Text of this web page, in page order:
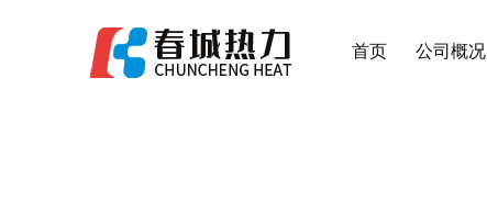
首页 公司概况